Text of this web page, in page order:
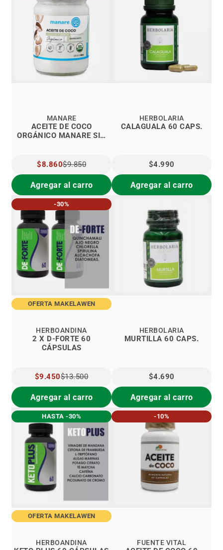
ACEITE DE COCO
ORGÁNICO MANARE SIN
MANARE
PRECIO
ESPECIAL
$8.860$9.850
Agregar al carro
CALAGUALA 60 CAPS.
HERBOLARIA
$4.990
Agregar al carro
-30%
OFERTA MAKELAWEN
2 X D-FORTE 60
CÁPSULAS
HERBOANDINA
PRECIO
ESPECIAL
$9.450$13.500
Agregar al carro
MURTILLA 60 CAPS.
HERBOLARIA
$4.690
Agregar al carro
HASTA -30%
OFERTA MAKELAWEN
HERBOANDINA
-10%
FUENTE VITAL